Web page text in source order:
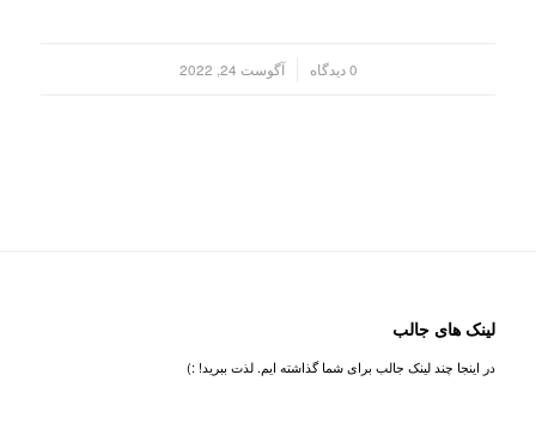
0 دیدگاه آگوست 24, 2022
لینک های جالب
در اینجا چند لینک جالب برای شما گذاشته ایم. لذت ببرید! :)